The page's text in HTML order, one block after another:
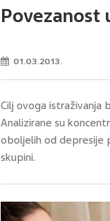
01.03.2013.
Cilj ovoga istraživanja
Analizirane su
oboljelih od depresije
skupini.